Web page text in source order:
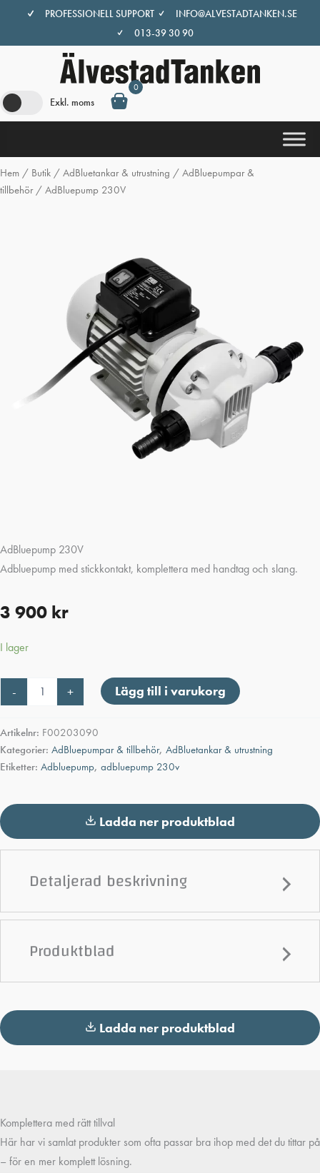
innehåll
PROFESSIONELL SUPPORT
INFO@ALVESTADTANKEN.SE
013-39 30 90
Exkl. moms
0
Hem / Butik / AdBluetankar & utrustning / AdBluepumpar &
tillbehör/ AdBluepump 230V
AdBluepump 230V
Adbluepump med stickkontakt, komplettera med handtag och slang.
3 900 kr
I lager
-
230V
+ Lägg till i varukorg
Artikelnr: F00203090
Kategorier: AdBluepumpar & tillbehör, AdBluetankar & utrustning
Etiketter: Adbluepump, adbluepump 230v
Ladda ner produktblad
Detaljerad beskrivning
Produktblad
Ladda ner produktblad
Komplettera med rätt tillval
Här har vi samlat produkter som ofta passar bra ihop med det du tittar på
– för en mer komplett lösning.